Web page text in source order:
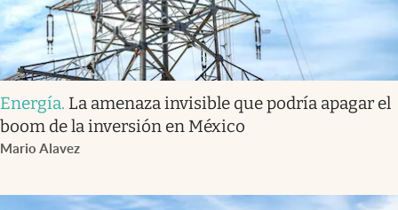
Energía. La amenaza invisible que podría apagar el
boom de la inversión en México
Mario Alavez